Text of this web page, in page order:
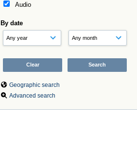
Audio
By date
Geographic search
Advanced search